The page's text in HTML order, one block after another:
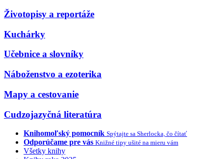
Životopisy a reportáže
Kuchárky
Učebnice a slovníky
Náboženstvo a ezoterika
Mapy a cestovanie
Cudzojazyčná literatúra
Knihomoľský pomocník Spýtajte sa Sherlocka, čo čítať
Odporúčame pre vás Knižné tipy ušité na mieru vám
Všetky knihy